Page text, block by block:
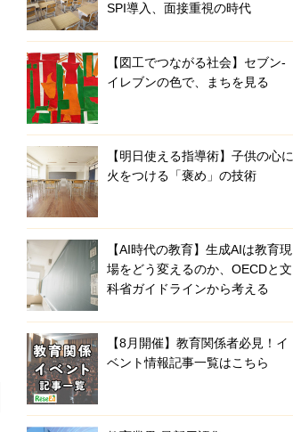
SPI導入、面接重視の時代
【図工でつながる社会】セブン‐
イレブンの色で、まちを見る
【明日使える指導術】子供の心に
火をつける「褒め」の技術
【AI時代の教育】生成AIは教育現
場をどう変えるのか、OECDと文
科省ガイドラインから考える
【8月開催】教育関係者必見！イ
ベント情報記事一覧はこちら